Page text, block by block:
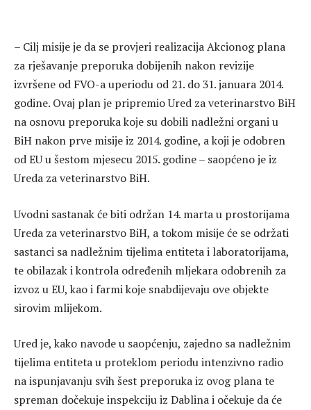
– Cilj misije je da se provjeri realizacija Akcionog plana
za rješavanje preporuka dobijenih nakon revizije
izvršene od FVO-a uperiodu od 21. do 31. januara 2014.
godine. Ovaj plan je pripremio Ured za veterinarstvo BiH
na osnovu preporuka koje su dobili nadležni organi u
BiH nakon prve misije iz 2014. godine, a koji je odobren
od EU u šestom mjesecu 2015. godine – saopćeno je iz
Ureda za veterinarstvo BiH.
Uvodni sastanak će biti održan 14. marta u prostorijama
Ureda za veterinarstvo BiH, a tokom misije će se održati
sastanci sa nadležnim tijelima entiteta i laboratorijama,
te obilazak i kontrola određenih mljekara odobrenih za
izvoz u EU, kao i farmi koje snabdijevaju ove objekte
sirovim mlijekom.
Ured je, kako navode u saopćenju, zajedno sa nadležnim
tijelima entiteta u proteklom periodu intenzivno radio
na ispunjavanju svih šest preporuka iz ovog plana te
spreman dočekuje inspekciju iz Dablina i očekuje da će